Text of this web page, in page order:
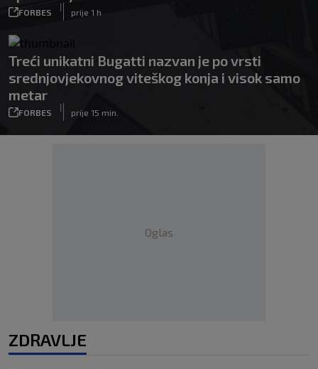
FORBES
|
prije 1 h
Treći unikatni Bugatti nazvan je po vrsti
srednjovjekovnog viteškog konja i visok samo
metar
FORBES
|
prije 15 min.
Oglas
ZDRAVLJE